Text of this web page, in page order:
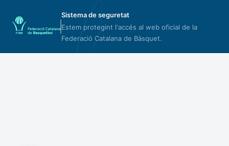
Sistema de seguretat
Estem protegint l'accés al web oficial de la
Federació Catalana de Bàsquet.